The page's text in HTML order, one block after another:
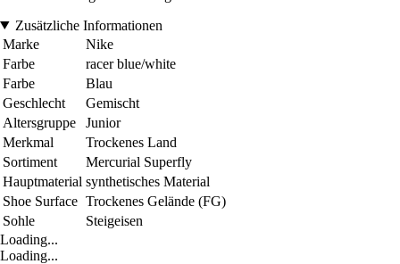
Zusätzliche Informationen
Marke
Nike
Farbe
racer blue/white
Farbe
Blau
Geschlecht
Gemischt
Altersgruppe
Junior
Merkmal
Trockenes Land
Sortiment
Mercurial Superfly
Hauptmaterial synthetisches Material
Shoe Surface Trockenes Gelände (FG)
Sohle
Steigeisen
Loading...
Loading...